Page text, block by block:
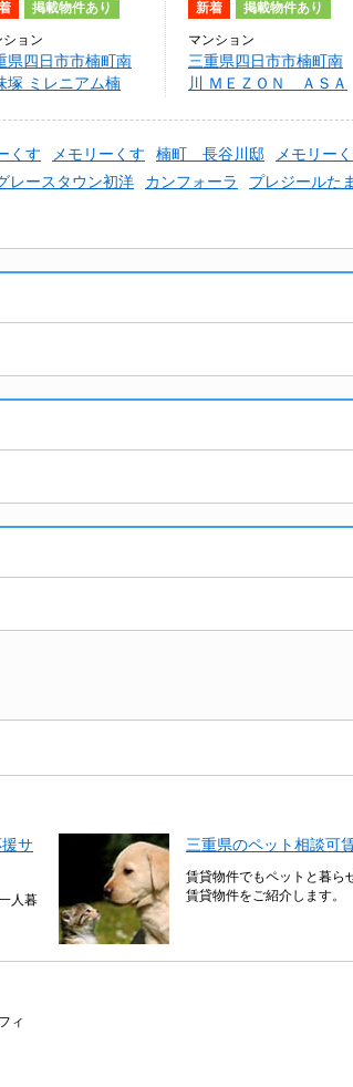
掲載物件あり
ション
県四日市市楠町南
塚 ミレニアム楠
新着 掲載物件あり
マンション
三重県四日市市楠町南
川 ＭＥＺＯＮ ＡＳＡ
くす メモリーくす 楠町 長谷川邸 メモリー
レースタウン初洋 カンフォーラ プレジールた
サ
人暮
三重県のペット相談可
賃貸物件でもペットと暮ら
賃貸物件をご紹介します。
ィ